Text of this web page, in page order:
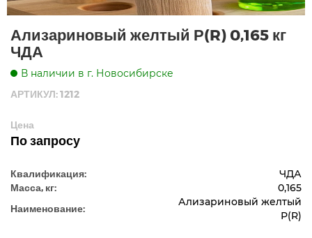
Ализариновый желтый Р(R) 0,165 кг
ЧДА
В наличии в г. Новосибирске
АРТИКУЛ: 1212
Цена
По запросу
Квалификация: ЧДА
Масса, кг: 0,165
Наименование:
Ализариновый желтый
Р(R)